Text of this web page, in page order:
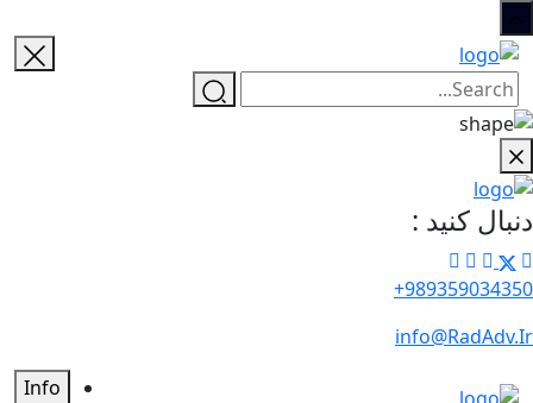
دنبال کنید :
989359034350+
info@RadAdv.Ir
Info